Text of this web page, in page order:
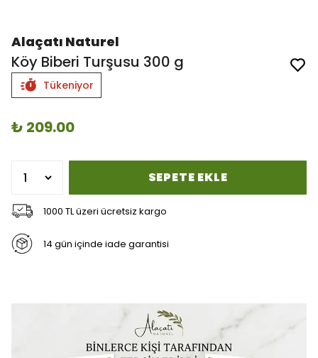
Alaçatı Naturel
Köy Biberi Turşusu 300 g
Tükeniyor
₺ 209.00
SEPETE EKLE
1000 TL üzeri ücretsiz kargo
14 gün içinde iade garantisi